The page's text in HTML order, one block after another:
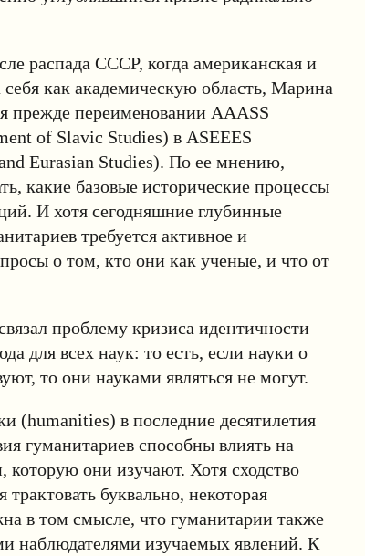
распада СССР, когда американская и
как академическую область, Марина
прежде переименовании AAASS
of Slavic Studies) в ASEEES
Eurasian Studies). По ее мнению,
какие базовые исторические процессы
И хотя сегодняшние глубинные
требуется активное и
о том, кто они как ученые, и что от
проблему кризиса идентичности
для всех наук: то есть, если науки о
то они науками являться не могут.
(humanities) в последние десятилетия
гуманитариев способны влиять на
которую они изучают. Хотя сходство
буквально, некоторая
в том смысле, что гуманитарии также
наблюдателями изучаемых явлений. К